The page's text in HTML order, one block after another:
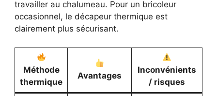
travailler au chalumeau. Pour un bricoleur
occasionnel, le décapeur thermique est
clairement plus sécurisant.
Méthode
thermique
Avantages
Inconvénients
/ risques